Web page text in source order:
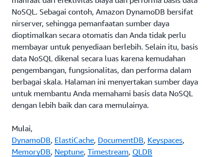
NoSQL. Sebagai contoh, Amazon DynamoDB bersifat
nirserver, sehingga pemanfaatan sumber daya
dioptimalkan secara otomatis dan Anda tidak perlu
membayar untuk penyediaan berlebih. Selain itu, basis
data NoSQL dikenal secara luas karena kemudahan
pengembangan, fungsionalitas, dan performa dalam
berbagai skala. Halaman ini menyertakan sumber daya
untuk membantu Anda memahami basis data NoSQL
dengan lebih baik dan cara memulainya.
Mulai,
DynamoDB, ElastiCache, DocumentDB, Keyspaces,
MemoryDB, Neptune, Timestream, QLDB